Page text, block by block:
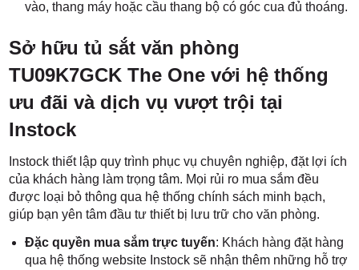
vào, thang máy hoặc cầu thang bộ có góc cua đủ thoáng.
Sở hữu tủ sắt văn phòng
TU09K7GCK The One với hệ thống
ưu đãi và dịch vụ vượt trội tại
Instock
Instock thiết lập quy trình phục vụ chuyên nghiệp, đặt lợi ích
của khách hàng làm trọng tâm. Mọi rủi ro mua sắm đều
được loại bỏ thông qua hệ thống chính sách minh bạch,
giúp bạn yên tâm đầu tư thiết bị lưu trữ cho văn phòng.
Đặc quyền mua sắm trực tuyến: Khách hàng đặt hàng
qua hệ thống website Instock sẽ nhận thêm những hỗ trợ